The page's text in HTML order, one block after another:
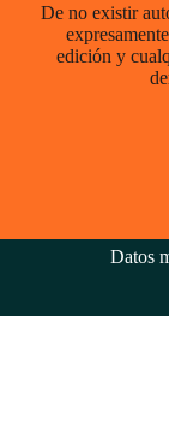
De no existir
edición y
Datos